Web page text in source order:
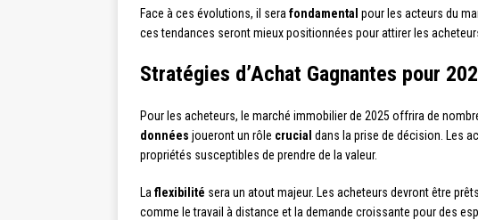
Face à ces évolutions, il sera fondamental pour les acteurs du
ces tendances seront mieux positionnées pour attirer les
Stratégies d’Achat Gagnantes pour
Pour les acheteurs, le marché immobilier de 2025 offrira de
données joueront un rôle crucial dans la prise de décision. Les
propriétés susceptibles de prendre de la valeur.
La flexibilité sera un atout majeur. Les acheteurs devront être
comme le travail à distance et la demande croissante pour des